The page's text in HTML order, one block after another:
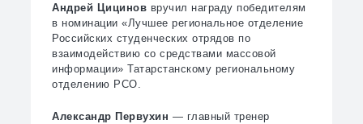
Андрей Цицинов вручил награду победителям
в номинации «Лучшее региональное отделение
Российских студенческих отрядов по
взаимодействию со средствами массовой
информации» Татарстанскому региональному
отделению РСО.
Александр Первухин — главный тренер